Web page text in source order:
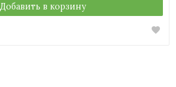
Добавить в корзину